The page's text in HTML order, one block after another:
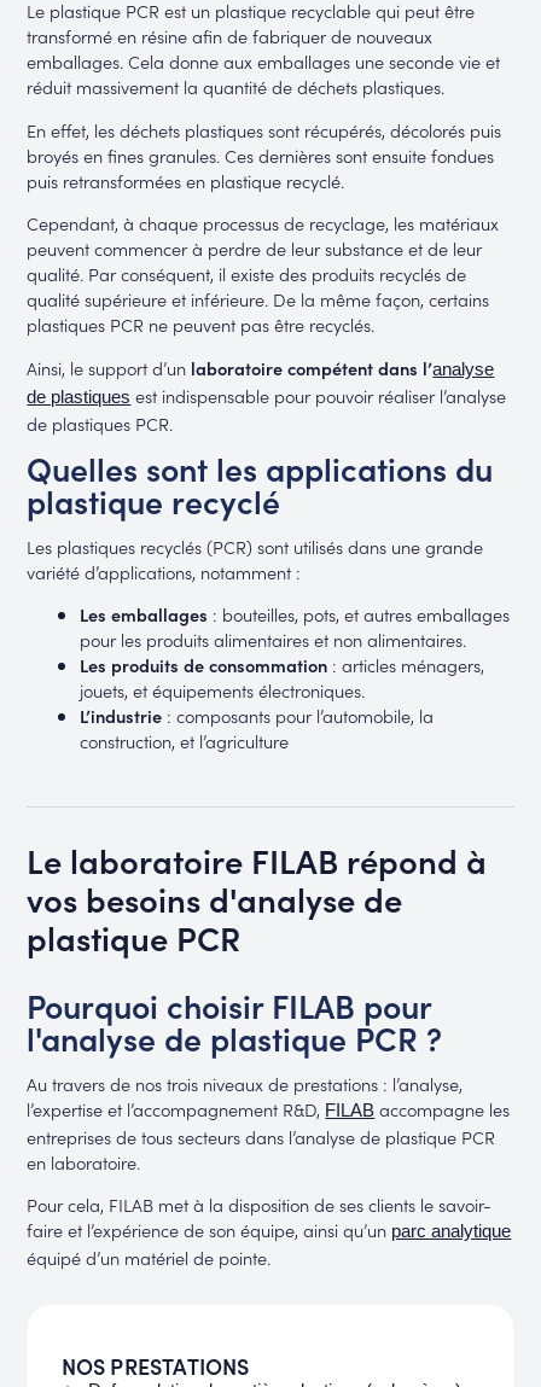
Le plastique PCR est un plastique recyclable qui peut être
transformé en résine afin de fabriquer de nouveaux
emballages. Cela donne aux emballages une seconde vie et
réduit massivement la quantité de déchets plastiques.
En effet, les déchets plastiques sont récupérés, décolorés puis
broyés en fines granules. Ces dernières sont ensuite fondues
puis retransformées en plastique recyclé.
Cependant, à chaque processus de recyclage, les matériaux
peuvent commencer à perdre de leur substance et de leur
qualité. Par conséquent, il existe des produits recyclés de
qualité supérieure et inférieure. De la même façon, certains
plastiques PCR ne peuvent pas être recyclés.
Ainsi, le support d’un laboratoire compétent dans l’analyse
de plastiques est indispensable pour pouvoir réaliser l’analyse
de plastiques PCR.
Quelles sont les applications du
plastique recyclé
Les plastiques recyclés (PCR) sont utilisés dans une grande
variété d’applications, notamment :
Les emballages : bouteilles, pots, et autres emballages
pour les produits alimentaires et non alimentaires.
Les produits de consommation: articles ménagers,
jouets, et équipements électroniques.
L’industrie: composants pour l’automobile, la
construction, et l’agriculture
Le laboratoire FILAB répond à
vos besoins d'analyse de
plastique PCR
Pourquoi choisir FILAB pour
l'analyse de plastique PCR ?
Au travers de nos trois niveaux de prestations : l’analyse,
l’expertise et l’accompagnement R&D, FILAB accompagne les
entreprises de tous secteurs dans l’analyse de plastique PCR
en laboratoire.
Pour cela, FILAB met à la disposition de ses clients le savoir-
faire et l’expérience de son équipe, ainsi qu’un parc analytique
équipé d’un matériel de pointe.
NOS PRESTATIONS